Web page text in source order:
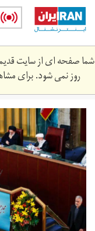
Skip
main
content
شما صفحه ای از سایت
روز نمی شود. برای
5951715_398.jpg